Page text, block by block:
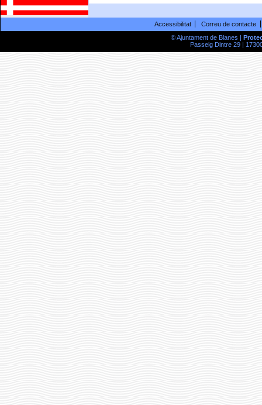
Accessibilitat
Correu de contacte
© Ajuntament de Blanes |
Passeig Dintre 29 |